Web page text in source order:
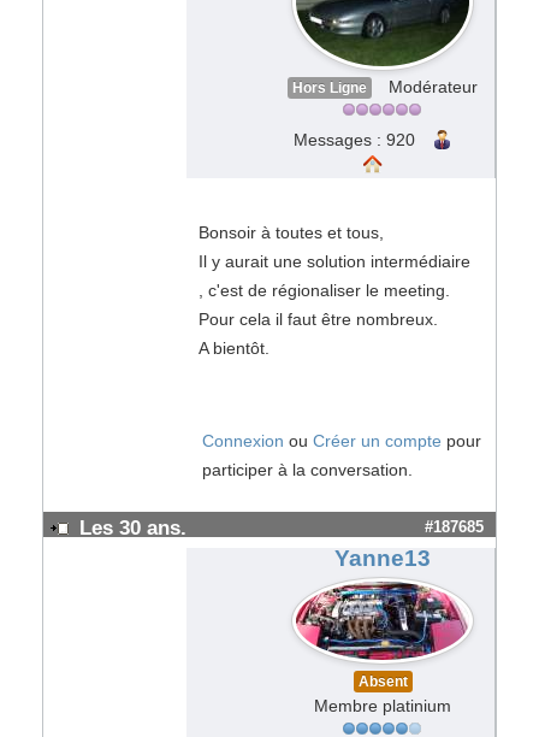
Hors Ligne Modérateur
Messages : 920
Bonsoir à toutes et tous,
Il y aurait une solution intermédiaire
, c'est de régionaliser le meeting.
Pour cela il faut être nombreux.
A bientôt.
Connexion ou Créer un compte pour
participer à la conversation.
Les 30 ans. #187685
Yanne13
Absent
Membre platinium